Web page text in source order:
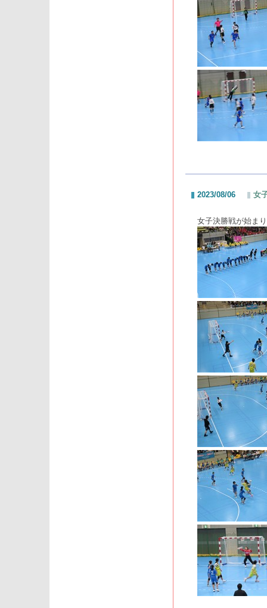
2023/08/06 女
女子決勝戦が始ま